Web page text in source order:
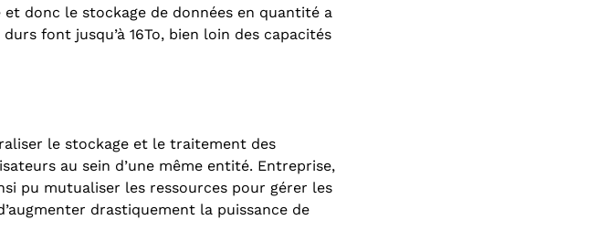
donc le stockage de données en quantité a
font jusqu’à 16To, bien loin des capacités
le stockage et le traitement des
au sein d’une même entité. Entreprise,
pu mutualiser les ressources pour gérer les
drastiquement la puissance de